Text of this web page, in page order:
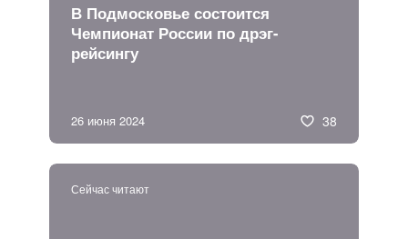
В Подмосковье состоится
Чемпионат России по дрэг-
рейсингу
26 июня 2024 38
Сейчас читают